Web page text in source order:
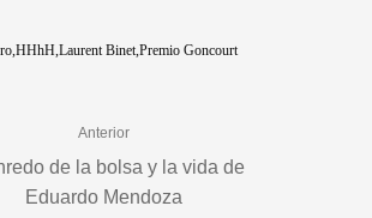
HHhH Laurent Binet Premio Goncourt
Anterior
de la bolsa y la vida de
Eduardo Mendoza